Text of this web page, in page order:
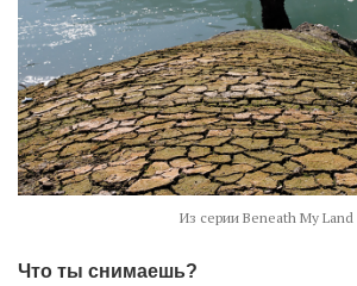
Из серии Beneath My Land
Что ты снимаешь?